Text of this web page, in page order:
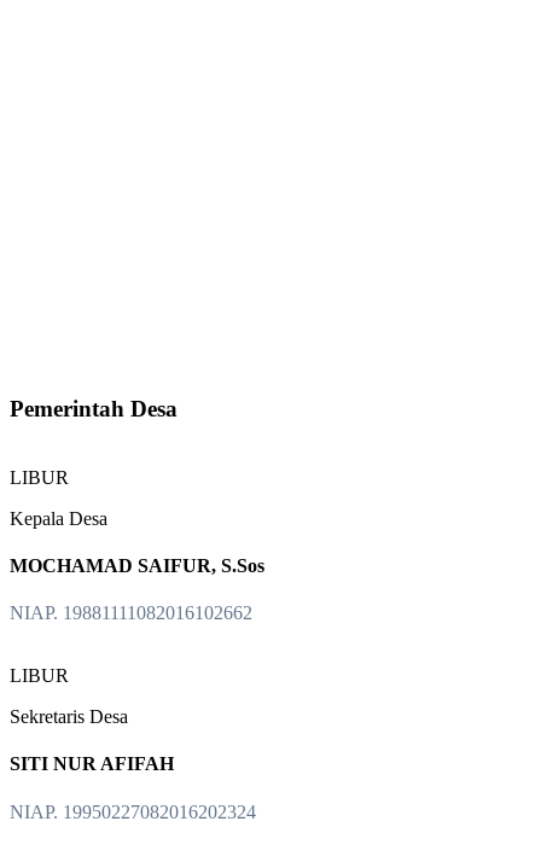
Pemerintah Desa
LIBUR
Kepala Desa
MOCHAMAD SAIFUR, S.Sos
NIAP. 19881111082016102662
LIBUR
Sekretaris Desa
SITI NUR AFIFAH
NIAP. 19950227082016202324